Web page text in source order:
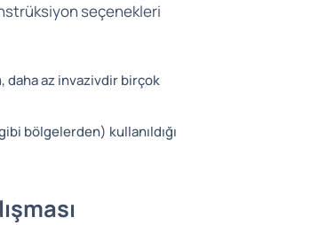
seçenekleri
daha az invazivdir birçok
bölgelerden) kullanıldığı